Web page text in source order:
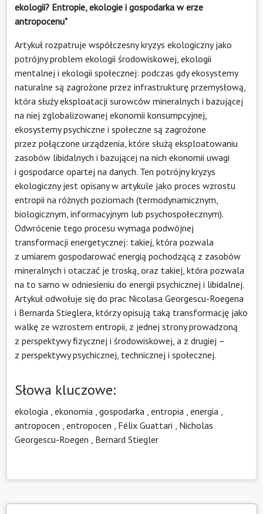
ekologii? Entropie, ekologie i gospodarka w erze
antropocenu"
Artykuł rozpatruje współczesny kryzys ekologiczny jako
potrójny problem ekologii środowiskowej, ekologii
mentalnej i ekologii społecznej: podczas gdy ekosystemy
naturalne są zagrożone przez infrastrukturę przemysłową,
która służy eksploatacji surowców mineralnych i bazującej
na niej zglobalizowanej ekonomii konsumpcyjnej,
ekosystemy psychiczne i społeczne są zagrożone
przez połączone urządzenia, które służą eksploatowaniu
zasobów libidalnych i bazującej na nich ekonomii uwagi
i gospodarce opartej na danych. Ten potrójny kryzys
ekologiczny jest opisany w artykule jako proces wzrostu
entropii na różnych poziomach (termodynamicznym,
biologicznym, informacyjnym lub psychospołecznym).
Odwrócenie tego procesu wymaga podwójnej
transformacji energetycznej: takiej, która pozwala
z umiarem gospodarować energią pochodzącą z zasobów
mineralnych i otaczać je troską, oraz takiej, która pozwala
na to samo w odniesieniu do energii psychicznej i libidalnej.
Artykuł odwołuje się do prac Nicolasa Georgescu-Roegena
i Bernarda Stieglera, którzy opisują taką transformację jako
walkę ze wzrostem entropii, z jednej strony prowadzoną
z perspektywy fizycznej i środowiskowej, a z drugiej –
z perspektywy psychicznej, technicznej i społecznej.
Słowa kluczowe:
ekologia ekonomia gospodarka entropia energia
antropocen entropocen Félix Guattari
Nicholas
Georgescu-Roegen
Bernard Stiegler